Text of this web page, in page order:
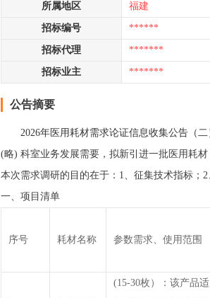
所属地区 福建
招标编号 ******
招标代理 *******
招标业主 *******
公告摘要
2026年医用耗材需求论证信息收集公告（二
(略) 科室业务发展需要，拟新引进一批医用耗
本次需求调研的目的在于：1、征集技术指标；
一、项目清单
序号 耗材名称 参数需求、使用范围
(15-30枚）：该产品